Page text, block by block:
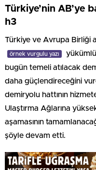
Türkiye’nin AB’ye
h3
Türkiye ve Avrupa Birliği
örnek vurgulu yazı
bugün temeli atılacak
daha güçlendireceğini
demiryolu hattının
Ulaştırma Ağlarına
aşamasının
şöyle devam etti.